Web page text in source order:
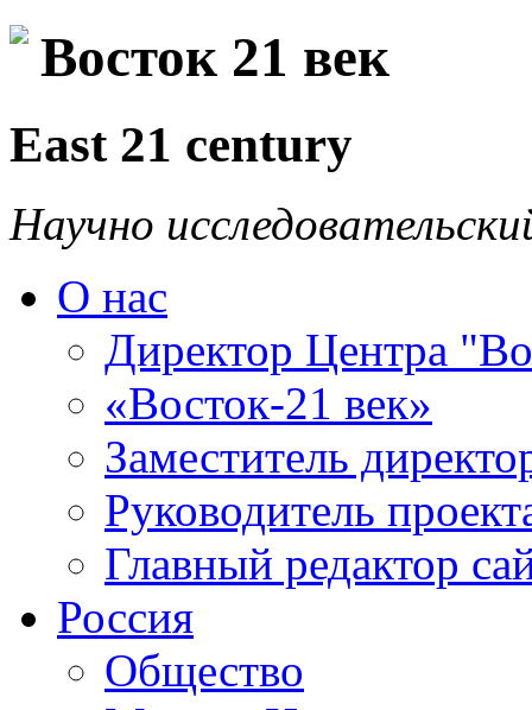
Восток 21 век
East 21 century
Научно
О нас
Директор Центра
«Восток-21 век»
Заместитель
Руководитель
Главный редактор
Россия
Общество